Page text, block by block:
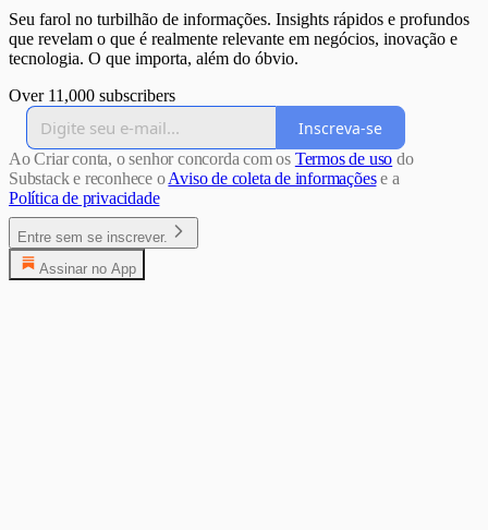
Seu farol no turbilhão de informações. Insights rápidos e profundos
que revelam o que é realmente relevante em negócios, inovação e
tecnologia. O que importa, além do óbvio.
Over 11,000 subscribers
Inscreva-se
Ao Criar conta, o senhor concorda com os Termos de uso do
Substack e reconhece oAviso de coleta de informaçõese a
Política de privacidade
Entre sem se inscrever.
Assinar no App